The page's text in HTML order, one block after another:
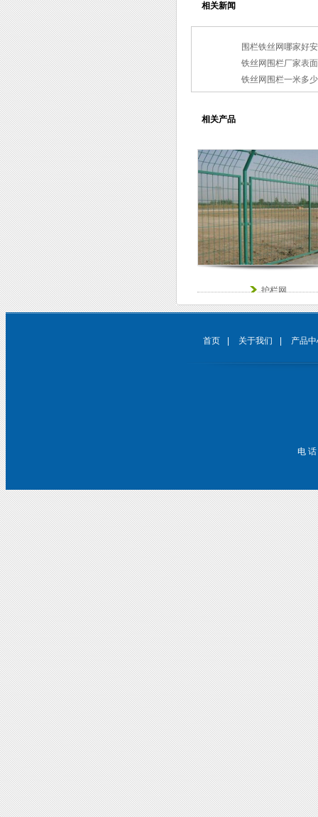
相关新闻
围栏铁丝网哪家好
铁丝网围栏厂家表
铁丝网围栏一米多
相关产品
护栏网
首页 关于我们 产品中
电